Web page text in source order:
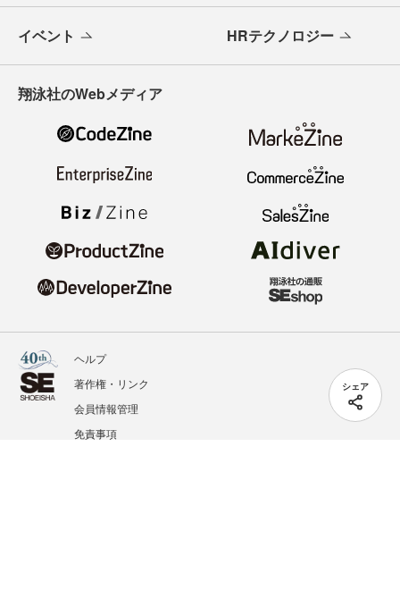
シェア
イベント HRテクノロジー
翔泳社のWebメディア
ヘルプ
著作権・リンク
会員情報管理
免責事項